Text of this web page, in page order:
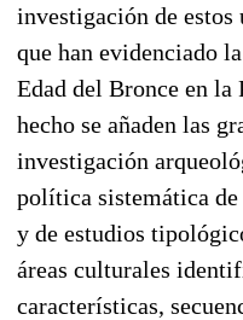
investigación de
que han evidenciado
Edad del Bronce en la
hecho se añaden las
investigación
política sistemática
y de estudios
áreas culturales
características,